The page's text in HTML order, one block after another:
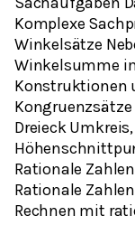
Komplexe
Winkelsätze
Winkelsumme
Konstruktionen
Dreieck
Rationale
Rationale
Rechnen mit